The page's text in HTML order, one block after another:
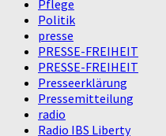
Pflege
Politik
presse
PRESSE-FREIHEIT
PRESSE-FREIHEIT
Presseerklärung
Pressemitteilung
radio
Radio IBS Liberty